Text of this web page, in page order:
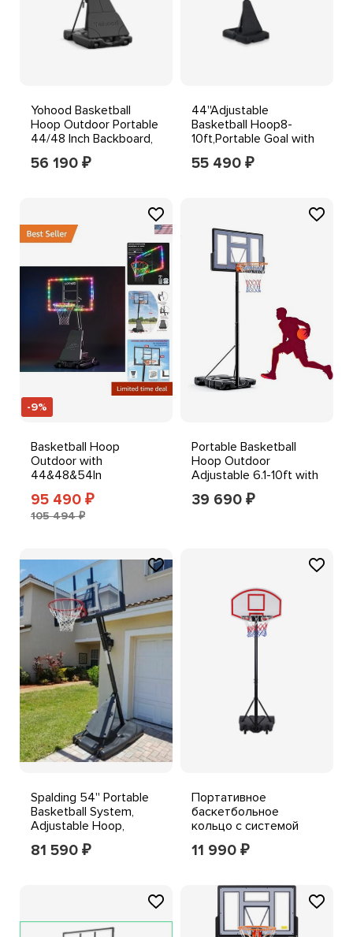
Yohood Basketball
Hoop Outdoor Portable
44/48 Inch Backboard,
10ft Quickly Adjus
56 190 ₽
44''Adjustable
Basketball Hoop8-
10ft,Portable Goal with
Wheels for Indoor
Outdoor
55 490 ₽
-9%
Basketball Hoop
Outdoor with
44&48&54In
Shatterproof
Backboard, 5.25-10FT
Hei...
95 490 ₽
105 494 ₽
Portable Basketball
Hoop Outdoor
Adjustable 6.1-10ft with
Shatterproof Backboard
39 690 ₽
Spalding 54'' Portable
Basketball System,
Adjustable Hoop,
Backboard Angled Pole!
81 590 ₽
Портативное
баскетбольное
кольцо с системой
защиты ворот на
открытом воздухе с
высотой 5-7 футов
11 990 ₽